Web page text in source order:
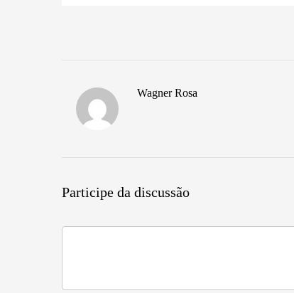
Wagner Rosa
Participe da discussão